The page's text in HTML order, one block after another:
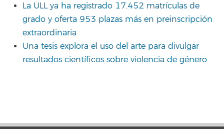
La ULL ya ha registrado 17.452 matrículas de
grado y oferta 953 plazas más en preinscripción
extraordinaria
Una tesis explora el uso del arte para divulgar
resultados científicos sobre violencia de género